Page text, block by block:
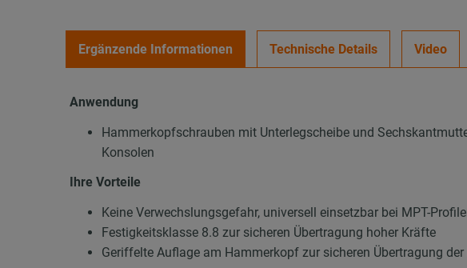
Ergänzende Informationen Technische Details Video
Anwendung
Hammerkopfschrauben mit Unterlegscheibe und
Konsolen
Ihre Vorteile
Keine Verwechslungsgefahr, universell einsetzbar bei MPT-
Festigkeitsklasse 8.8 zur sicheren Übertragung hoher Kräfte
Geriffelte Auflage am Hammerkopf zur sicheren Übertragung